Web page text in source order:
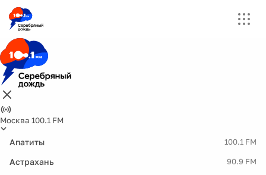
Москва 100.1 FM
Апатиты 100.1 FM
Астрахань 90.9 FM